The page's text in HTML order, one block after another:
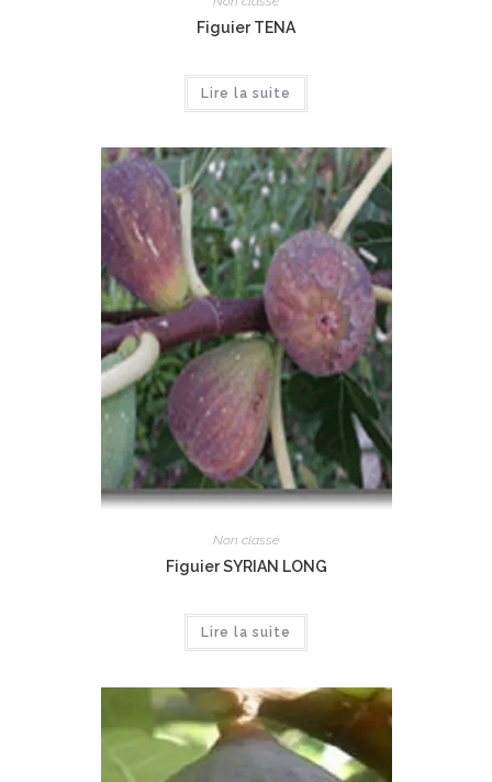
Figuier TENA
Lire la suite
Non classé
Figuier SYRIAN LONG
Lire la suite